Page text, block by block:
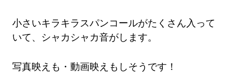
小さいキラキラスパンコールがたくさん入って
いて、シャカシャカ音がします。
写真映えも・動画映えもしそうです！